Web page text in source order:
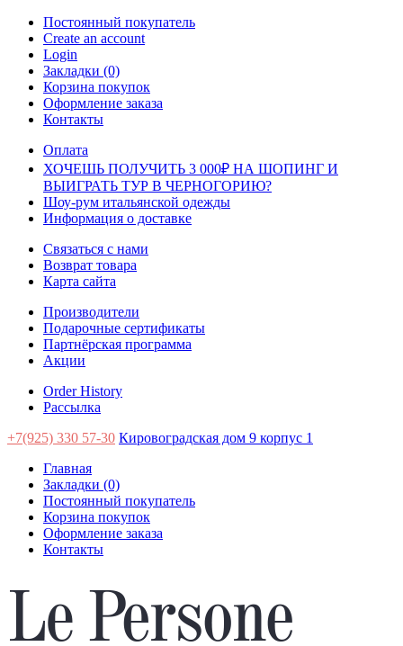
Постоянный покупатель
Create an account
Login
Закладки (0)
Корзина покупок
Оформление заказа
Контакты
Оплата
ХОЧЕШЬ ПОЛУЧИТЬ 3 000₽ НА ШОПИНГ И
ВЫИГРАТЬ ТУР В ЧЕРНОГОРИЮ?
Шоу-рум итальянской одежды
Информация о доставке
Связаться с нами
Возврат товара
Карта сайта
Производители
Подарочные сертификаты
Партнёрская программа
Акции
Order History
Рассылка
+7(925) 330 57-30 Кировоградская дом 9 корпус 1
Главная
Закладки (0)
Постоянный покупатель
Корзина покупок
Оформление заказа
Контакты